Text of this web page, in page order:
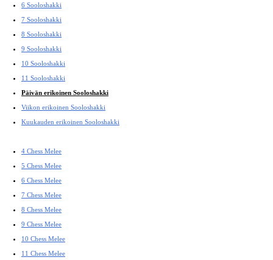
6 Sooloshakki
7 Sooloshakki
8 Sooloshakki
9 Sooloshakki
10 Sooloshakki
11 Sooloshakki
Päivän erikoinen Sooloshakki
Viikon erikoinen Sooloshakki
Kuukauden erikoinen Sooloshakki
4 Chess Melee
5 Chess Melee
6 Chess Melee
7 Chess Melee
8 Chess Melee
9 Chess Melee
10 Chess Melee
11 Chess Melee